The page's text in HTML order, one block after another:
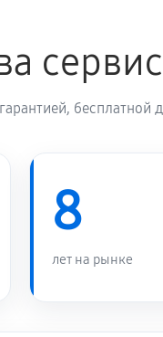
бесплатной
8
лет на рынке